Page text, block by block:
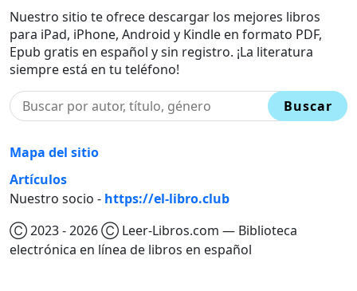
Nuestro sitio te ofrece descargar los mejores libros
para iPad, iPhone, Android y Kindle en formato PDF,
Epub gratis en español y sin registro. ¡La literatura
siempre está en tu teléfono!
Buscar
Mapa del sitio
Artículos
Nuestro socio - https://el-libro.club
Ⓒ 2023 - 2026 Ⓒ Leer-Libros.com — Biblioteca
electrónica en línea de libros en español